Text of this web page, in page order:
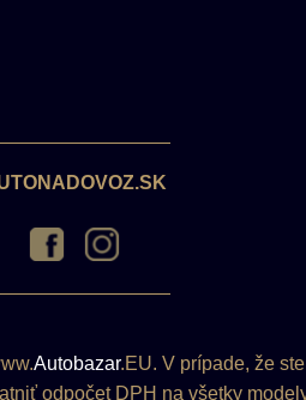
Autobazar.EU. V prípade, že
odpočet DPH na všetky